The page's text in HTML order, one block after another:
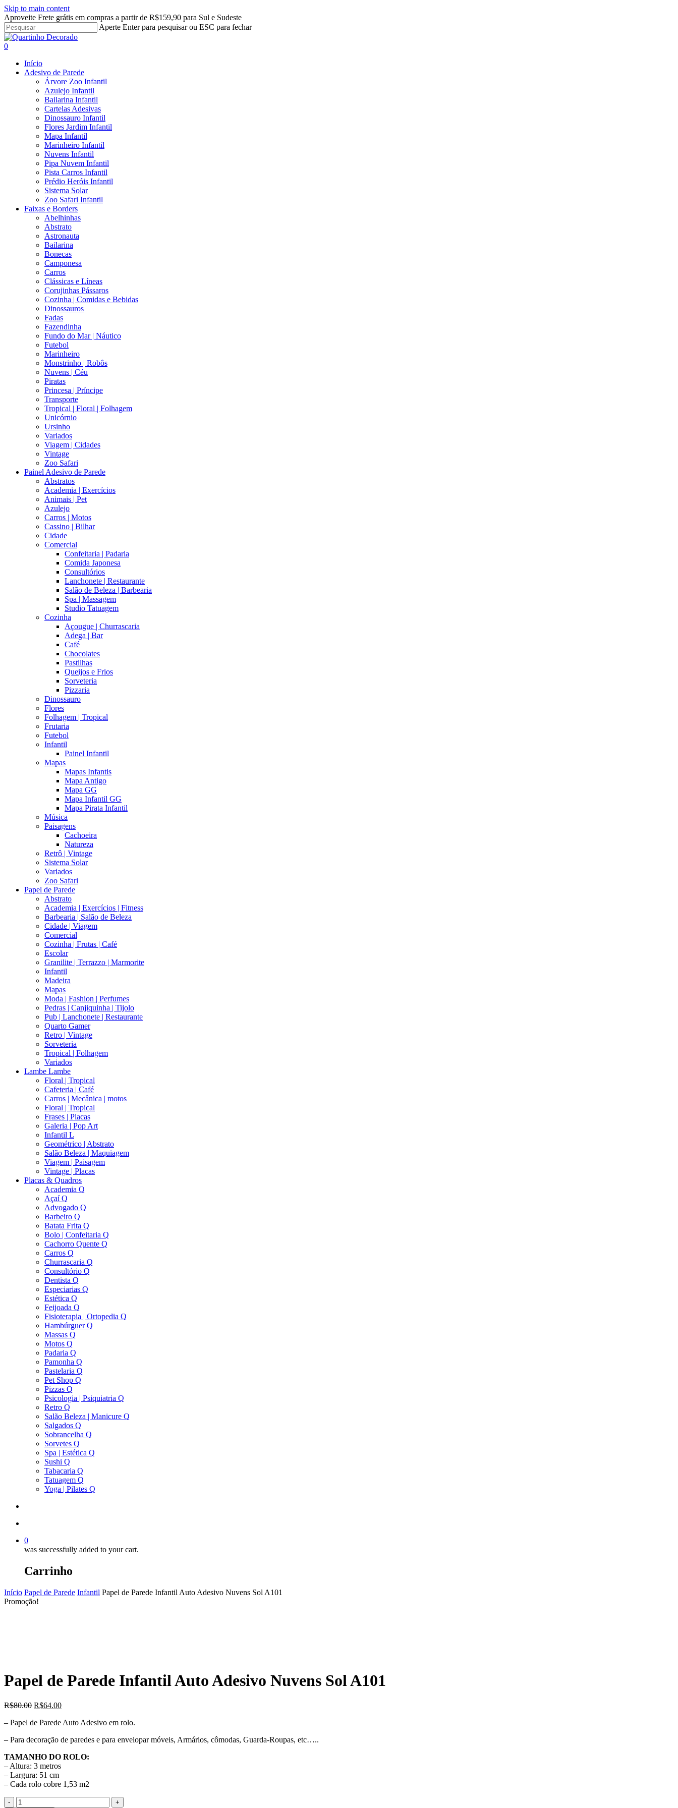
Skip to main content
Aproveite Frete grátis em compras a partir de R$159,90 para Sul e Sudeste
Aperte Enter para pesquisar ou ESC para fechar
Close
Search
search
account
0
Início
Adesivo de Parede
Árvore Zoo Infantil
Azulejo Infantil
Bailarina Infantil
Cartelas Adesivas
Dinossauro Infantil
Flores Jardim Infantil
Mapa Infantil
Marinheiro Infantil
Nuvens Infantil
Pipa Nuvem Infantil
Pista Carros Infantil
Prédio Heróis Infantil
Sistema Solar
Zoo Safari Infantil
Faixas e Borders
Abelhinhas
Abstrato
Astronauta
Bailarina
Bonecas
Camponesa
Carros
Clássicas e Líneas
Corujinhas Pássaros
Cozinha | Comidas e Bebidas
Dinossauros
Fadas
Fazendinha
Fundo do Mar | Náutico
Futebol
Marinheiro
Monstrinho | Robôs
Nuvens | Céu
Piratas
Princesa | Príncipe
Transporte
Tropical | Floral | Folhagem
Unicórnio
Ursinho
Variados
Viagem | Cidades
Vintage
Zoo Safari
Painel Adesivo de Parede
Abstratos
Academia | Exercícios
Animais | Pet
Azulejo
Carros | Motos
Cassino | Bilhar
Cidade
Comercial
Confeitaria | Padaria
Comida Japonesa
Consultórios
Lanchonete | Restaurante
Salão de Beleza | Barbearia
Spa | Massagem
Studio Tatuagem
Cozinha
Açougue | Churrascaria
Adega | Bar
Café
Chocolates
Pastilhas
Queijos e Frios
Sorveteria
Pizzaria
Dinossauro
Flores
Folhagem | Tropical
Frutaria
Futebol
Infantil
Painel Infantil
Mapas
Mapas Infantis
Mapa Antigo
Mapa GG
Mapa Infantil GG
Mapa Pirata Infantil
Música
Paisagens
Cachoeira
Natureza
Retrô | Vintage
Sistema Solar
Variados
Zoo Safari
Papel de Parede
Abstrato
Academia | Exercícios | Fitness
Barbearia | Salão de Beleza
Cidade | Viagem
Comercial
Cozinha | Frutas | Café
Escolar
Granilite | Terrazzo | Marmorite
Infantil
Madeira
Mapas
Moda | Fashion | Perfumes
Pedras | Canjiquinha | Tijolo
Pub | Lanchonete | Restaurante
Quarto Gamer
Retro | Vintage
Sorveteria
Tropical | Folhagem
Variados
Lambe Lambe
Floral | Tropical
Cafeteria | Café
Carros | Mecânica | motos
Floral | Tropical
Frases | Placas
Galeria | Pop Art
Infantil L
Geométrico | Abstrato
Salão Beleza | Maquiagem
Viagem | Paisagem
Vintage | Placas
Placas & Quadros
Academia Q
Açaí Q
Advogado Q
Barbeiro Q
Batata Frita Q
Bolo | Confeitaria Q
Cachorro Quente Q
Carros Q
Churrascaria Q
Consultório Q
Dentista Q
Especiarias Q
Estética Q
Feijoada Q
Fisioterapia | Ortopedia Q
Hambúrguer Q
Massas Q
Motos Q
Padaria Q
Pamonha Q
Pastelaria Q
Pet Shop Q
Pizzas Q
Psicologia | Psiquiatria Q
Retro Q
Salão Beleza | Manicure Q
Salgados Q
Sobrancelha Q
Sorvetes Q
Spa | Estética Q
Sushi Q
Tabacaria Q
Tatuagem Q
Yoga | Pilates Q
0
was successfully added to your cart.
Carrinho
Início Papel de Parede Infantil Papel de Parede Infantil Auto Adesivo Nuvens Sol A101
Promoção!
Papel de Parede Infantil Auto Adesivo Nuvens Sol A101
R$80.00 O
original
R$80.00.
R$64.00O
atual
R$64.00.
– Papel de Parede Auto Adesivo em rolo.
– Para decoração de paredes e para envelopar móveis, Armários, cômodas, Guarda-Roupas, etc…..
TAMANHO DO ROLO:
– Altura: 3 metros
– Largura: 51 cm
– Cada rolo cobre 1,53 m2
Quantidade